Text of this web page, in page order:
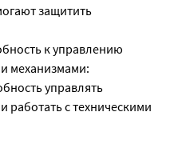
защитить
к управлению
механизмами:
управлять
работать с техническими